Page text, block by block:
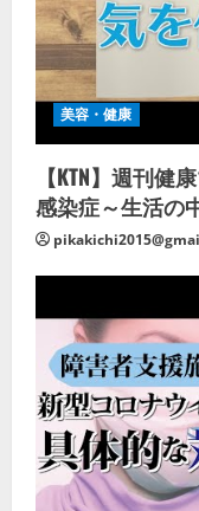
美容・健康
【KTN】週刊
感染症～生活の